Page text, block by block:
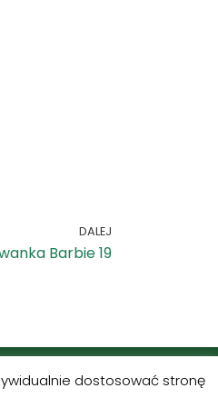
DALEJ
Barbie 19
dostosować stronę